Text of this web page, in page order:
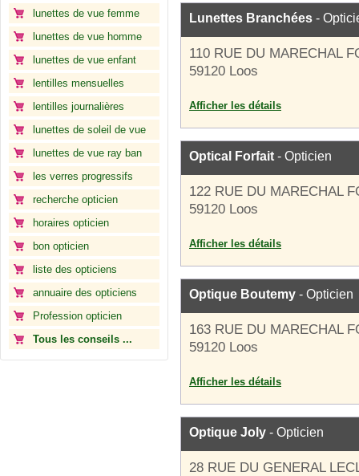
lunettes de vue femme
lunettes de vue homme
lunettes de vue enfant
lentilles mensuelles
lentilles journalières
lunettes de soleil de vue
lunettes de vue ray ban
les verres progressifs
recherche opticien
horaires opticien
bon opticien
liste des opticiens
annuaire des opticiens
Profession opticien
Tous les conseils ...
Lunettes Branchées -
110 RUE DU MARECHAL
59120 Loos
Afficher les détails
Optical Forfait - Opticien
122 RUE DU MARECHAL
59120 Loos
Afficher les détails
Optique Boutemy - Opticien
163 RUE DU MARECHAL
59120 Loos
Afficher les détails
Optique Joly - Opticien
28 RUE DU GENERAL